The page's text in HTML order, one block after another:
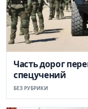
Часть дорог
спецучений
БЕЗ РУБРИКИ